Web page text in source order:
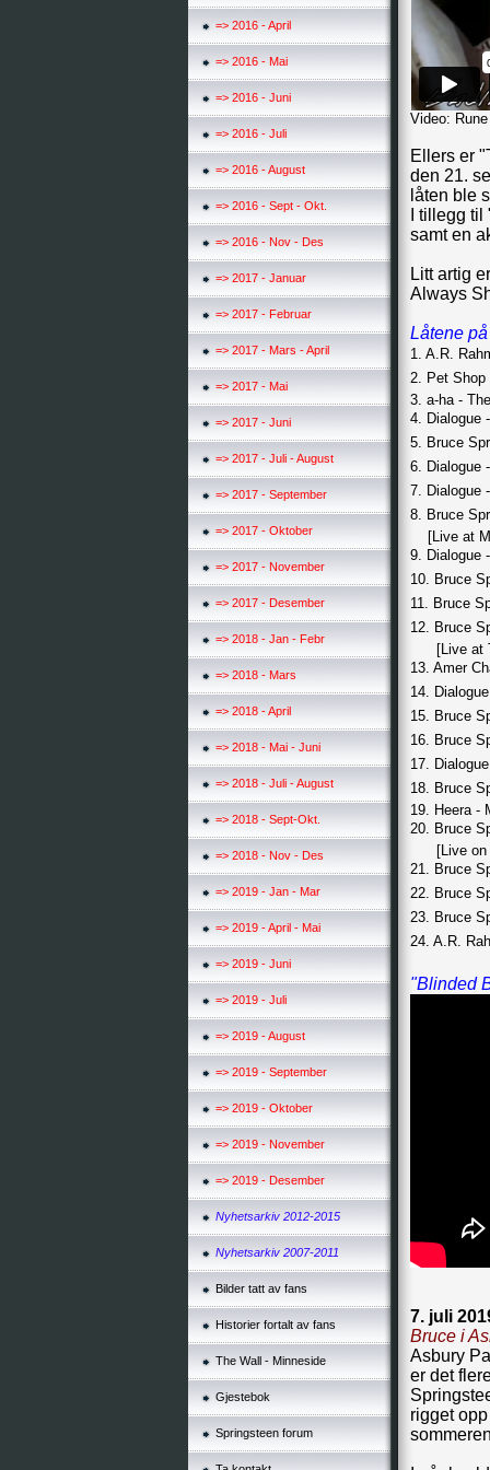
=> 2016 - April
=> 2016 - Mai
=> 2016 - Juni
=> 2016 - Juli
=> 2016 - August
=> 2016 - Sept - Okt.
=> 2016 - Nov - Des
=> 2017 - Januar
=> 2017 - Februar
=> 2017 - Mars - April
=> 2017 - Mai
=> 2017 - Juni
=> 2017 - Juli - August
=> 2017 - September
=> 2017 - Oktober
=> 2017 - November
=> 2017 - Desember
=> 2018 - Jan - Febr
=> 2018 - Mars
=> 2018 - April
=> 2018 - Mai - Juni
=> 2018 - Juli - August
=> 2018 - Sept-Okt.
=> 2018 - Nov - Des
=> 2019 - Jan - Mar
=> 2019 - April - Mai
=> 2019 - Juni
=> 2019 - Juli
=> 2019 - August
=> 2019 - September
=> 2019 - Oktober
=> 2019 - November
=> 2019 - Desember
Nyhetsarkiv 2012-2015
Nyhetsarkiv 2007-2011
Bilder tatt av fans
Historier fortalt av fans
The Wall - Minneside
Gjestebok
Springsteen forum
Video: Rune
Ellers er
den 21.
låten ble
I tillegg
samt en
Litt artig
Always
Låtene
1. A.R.
2. Pet Shop
3. a-ha -
4. Dialogue -
5. Bruce
6. Dialogue
7. Dialogue
8. Bruce
[Live at
9. Dialogue
10. Bruce
11. Bruce
12. Bruce
[Live at
13. Amer
14.
15. Bruce
16. Bruce
17. Dialogue
18. Bruce
19. Heera -
20. Bruce
[Live on
21. Bruce
22. Bruce
23. Bruce
24. A.R.
"Blinded
7. juli
Bruce i
Asbury
er det
rigget